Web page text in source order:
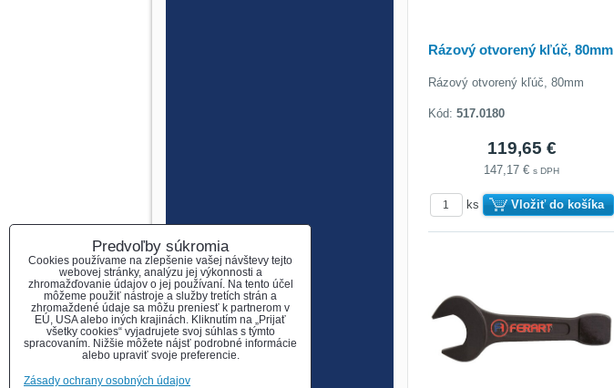
Rázový otvorený kľúč, 80mm
Rázový otvorený kľúč, 80mm
Kód:517.0180
119,65 €
147,17 €s DPH
ks Vložiť do košíka
Predvoľby súkromia
Cookies používame na zlepšenie vašej návštevy tejto
webovej stránky, analýzu jej výkonnosti a
zhromažďovanie údajov o jej používaní. Na tento účel
môžeme použiť nástroje a služby tretích strán a
zhromaždené údaje sa môžu preniesť k partnerom v
EÚ, USA alebo iných krajinách. Kliknutím na „Prijať
všetky cookies“ vyjadrujete svoj súhlas s týmto
spracovaním. Nižšie môžete nájsť podrobné informácie
alebo upraviť svoje preferencie.
Zásady ochrany osobných údajov